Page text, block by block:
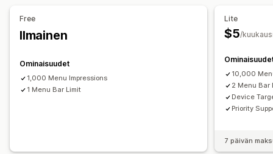
Mukautukset
Vedä ja pudota -editori
Mobiiliresponsiivisuus
Free
Ilmainen
Ominaisuudet
1,000 Menu Impressions
1 Menu Bar Limit
Lite
$5/
10,000
2 Menu Bar
Device
Priority
7 päivän